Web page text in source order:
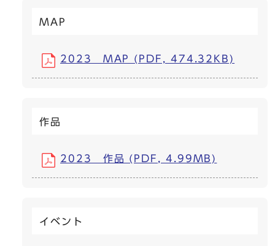
MAP
2023 MAP (PDF, 474.32KB)
作品
2023 作品 (PDF, 4.99MB)
イベント